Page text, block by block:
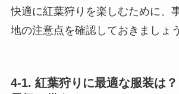
快適に紅葉狩りを楽しむために、
地の注意点を確認しておきましょう
4-1. 紅葉狩りに最適な服装は